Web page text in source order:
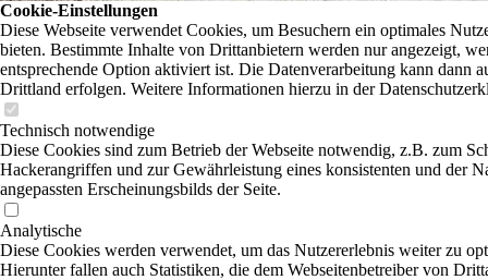
Cookie-Einstellungen
Diese Webseite verwendet Cookies, um Besuchern ein optimales
bieten. Bestimmte Inhalte von Drittanbietern werden nur angezeigt,
entsprechende Option aktiviert ist. Die Datenverarbeitung kann dann
Drittland erfolgen. Weitere Informationen hierzu in der
Technisch notwendige
Diese Cookies sind zum Betrieb der Webseite notwendig, z.B. zum
Hackerangriffen und zur Gewährleistung eines konsistenten und der
angepassten Erscheinungsbilds der Seite.
Analytische
Diese Cookies werden verwendet, um das Nutzererlebnis weiter zu
Hierunter fallen auch Statistiken, die dem Webseitenbetreiber von